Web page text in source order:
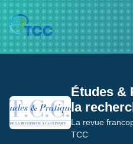
Études &
la
La revue
TCC